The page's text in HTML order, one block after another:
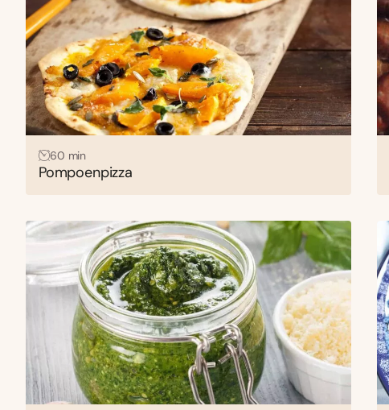
60 min
Pompoenpizza